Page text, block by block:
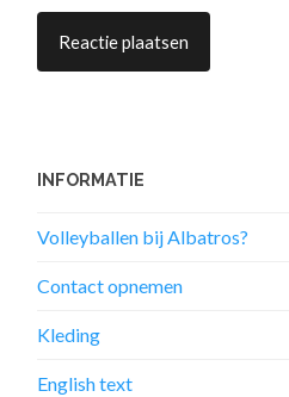
INFORMATIE
Volleyballen bij Albatros?
Contact opnemen
Kleding
English text